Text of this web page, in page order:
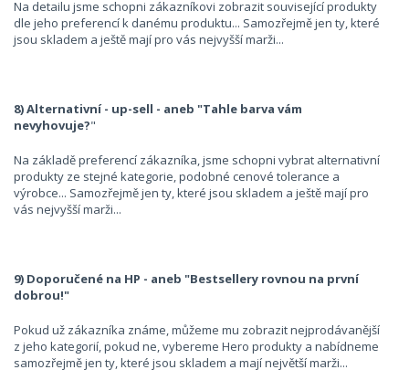
Na detailu jsme schopni zákazníkovi zobrazit související produkty
dle jeho preferencí k danému produktu... Samozřejmě jen ty, které
jsou skladem a ještě mají pro vás nejvyšší marži...
8) Alternativní - up-sell - aneb "Tahle barva vám
nevyhovuje?"
Na základě preferencí zákazníka, jsme schopni vybrat alternativní
produkty ze stejné kategorie, podobné cenové tolerance a
výrobce... Samozřejmě jen ty, které jsou skladem a ještě mají pro
vás nejvyšší marži...
9) Doporučené na HP - aneb "Bestsellery rovnou na první
dobrou!"
Pokud už zákazníka známe, můžeme mu zobrazit nejprodávanější
z jeho kategorií, pokud ne, vybereme Hero produkty a nabídneme
samozřejmě jen ty, které jsou skladem a mají největší marži...